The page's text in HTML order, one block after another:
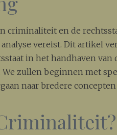
criminaliteit en de
analyse vereist. Dit artikel
in het handhaven
zullen beginnen met
naar bredere